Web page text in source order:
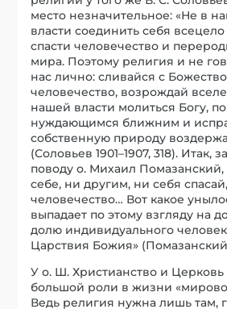
место незначительное: «Не в
власти соединить себя
спасти человечество и
мира. Поэтому религия и не
нас лично: сливайся с
человечество, возрождай
нашей власти молиться Богу,
нуждающимся ближним и
собственную природу
(Соловьев 1901–1907, 318). Итак,
поводу о. Михаил Помазанский,
себе, ни другим, ни себя
человечество… Вот какое
выпадает по этому взгляду на
долю индивидуального
Царствия Божия» (Помазанский
У о. Ш. Христианство и
большой роли в жизни
Ведь религия нужна лишь там,